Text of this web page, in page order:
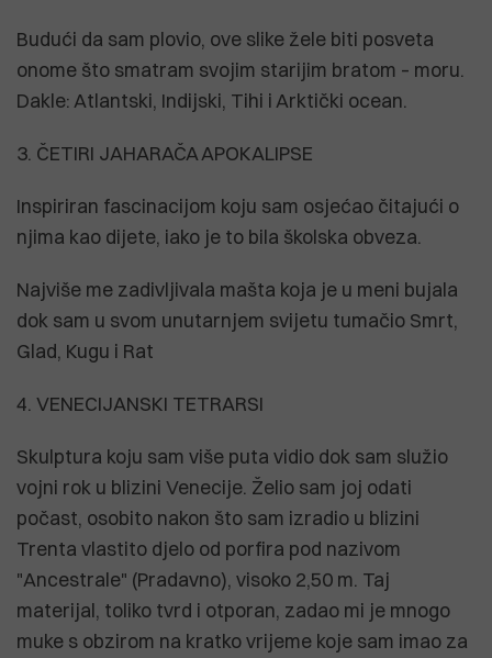
Budući da sam plovio, ove slike žele biti posveta
onome što smatram svojim starijim bratom – moru.
Dakle: Atlantski, Indijski, Tihi i Arktički ocean.
3. ČETIRI JAHARAČA APOKALIPSE
Inspiriran fascinacijom koju sam osjećao čitajući o
njima kao dijete, iako je to bila školska obveza.
Najviše me zadivljivala mašta koja je u meni bujala
dok sam u svom unutarnjem svijetu tumačio Smrt,
Glad, Kugu i Rat
4. VENECIJANSKI TETRARSI
Skulptura koju sam više puta vidio dok sam služio
vojni rok u blizini Venecije. Želio sam joj odati
počast, osobito nakon što sam izradio u blizini
Trenta vlastito djelo od porfira pod nazivom
"Ancestrale" (Pradavno), visoko 2,50 m. Taj
materijal, toliko tvrd i otporan, zadao mi je mnogo
muke s obzirom na kratko vrijeme koje sam imao za